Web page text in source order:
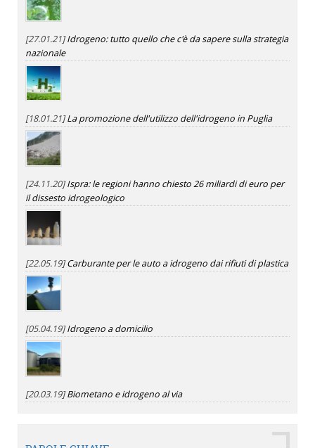
[27.01.21]Idrogeno: tutto quello che c'è da sapere sulla strategia
nazionale
[18.01.21]La promozione dell'utilizzo dell'idrogeno in Puglia
[24.11.20]Ispra: le regioni hanno chiesto 26 miliardi di euro per
il dissesto idrogeologico
[22.05.19]Carburante per le auto a idrogeno dai rifiuti di plastica
[05.04.19]Idrogeno a domicilio
[20.03.19]Biometano e idrogeno al via